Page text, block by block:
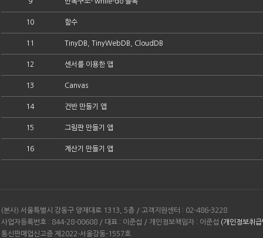
10 함수
11 TinyDB, TinyWebDB, CloudDB
12 센서를 이용한 앱
13 Canvas
14 건반 만들기 앱
15 그림판 만들기 앱
16 계산기 만들기 앱
(본사) 서울특별시 강동구 양재대로 1313, 5층 / 고객지원센터 : 02-486-3228
사업자등록번호 : 844-28-00608 / 대표 : 이준섭 / 개인정보책임자 : 이준섭 (개인정보취
통신판매업신고증 제2022-서울강동-1557호